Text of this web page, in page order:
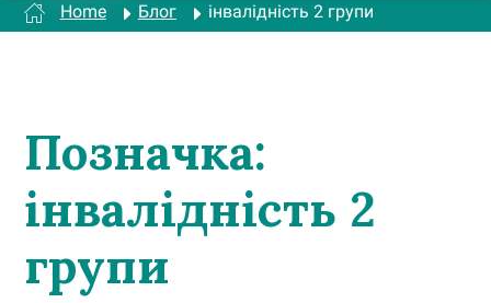
Home Блог інвалідність 2 групи
Позначка:
інвалідність 2
групи